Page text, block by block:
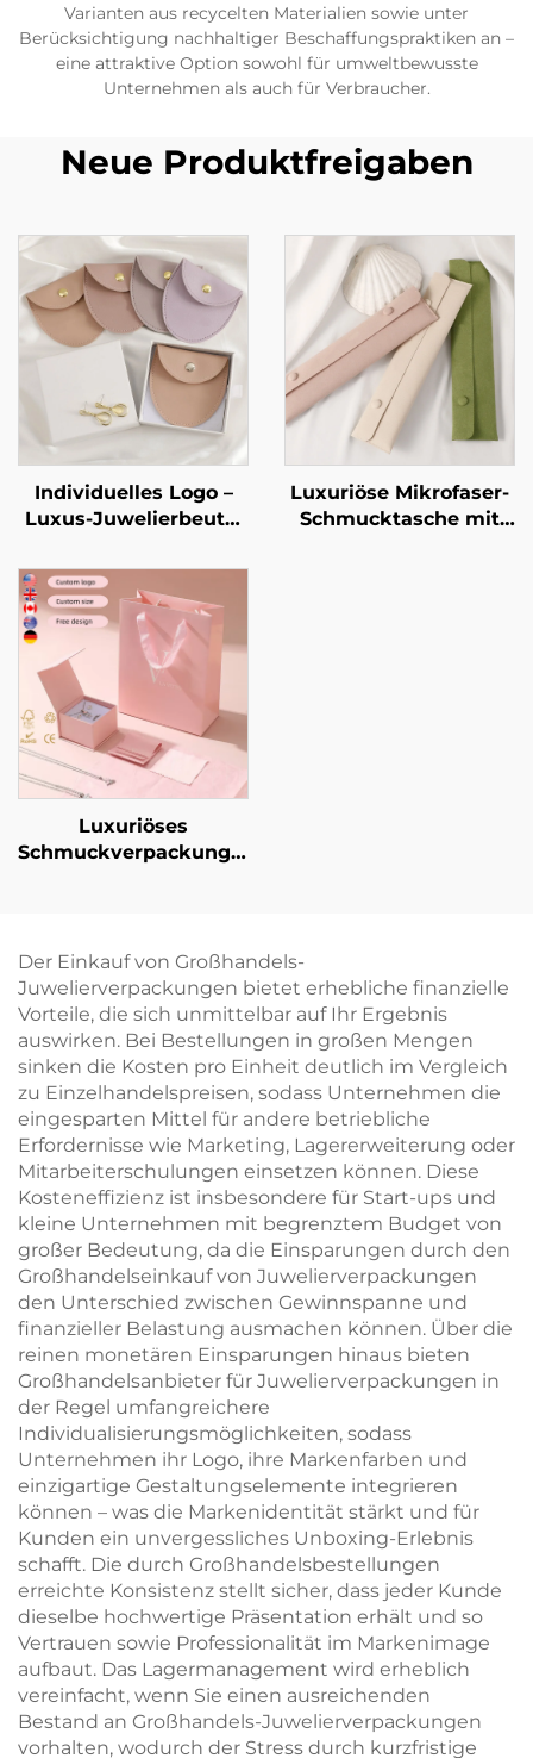
Varianten aus recycelten Materialien sowie unter
Berücksichtigung nachhaltiger Beschaffungspraktiken an –
eine attraktive Option sowohl für umweltbewusste
Unternehmen als auch für Verbraucher.
Neue Produktfreigaben
Individuelles Logo –
Luxus-Juwelierbeutel
Umschlag-Stil mit
Druckknopfverschluss
und weichem
Mikrofaser-Futter zur
Aufbewahrung von
Halsketten, Ohrringen
und Ringen
Luxuriöse Mikrofaser-
Schmucktasche mit
Luxuriöses
Schmuckverpackungsset
Ohrringe mit
Papiertüte –
Großhandel,
personalisiertes
Schmuckverpackungsset,
gebündelt
Der Einkauf von Großhandels-
Juwelierverpackungen bietet erhebliche finanzielle
Vorteile, die sich unmittelbar auf Ihr Ergebnis
auswirken. Bei Bestellungen in großen Mengen
sinken die Kosten pro Einheit deutlich im Vergleich
zu Einzelhandelspreisen, sodass Unternehmen die
eingesparten Mittel für andere betriebliche
Erfordernisse wie Marketing, Lagererweiterung oder
Mitarbeiterschulungen einsetzen können. Diese
Kosteneffizienz ist insbesondere für Start-ups und
kleine Unternehmen mit begrenztem Budget von
großer Bedeutung, da die Einsparungen durch den
Großhandelseinkauf von Juwelierverpackungen
den Unterschied zwischen Gewinnspanne und
finanzieller Belastung ausmachen können. Über die
reinen monetären Einsparungen hinaus bieten
Großhandelsanbieter für Juwelierverpackungen in
der Regel umfangreichere
Individualisierungsmöglichkeiten, sodass
Unternehmen ihr Logo, ihre Markenfarben und
einzigartige Gestaltungselemente integrieren
können – was die Markenidentität stärkt und für
Kunden ein unvergessliches Unboxing-Erlebnis
schafft. Die durch Großhandelsbestellungen
erreichte Konsistenz stellt sicher, dass jeder Kunde
dieselbe hochwertige Präsentation erhält und so
Vertrauen sowie Professionalität im Markenimage
aufbaut. Das Lagermanagement wird erheblich
vereinfacht, wenn Sie einen ausreichenden
Bestand an Großhandels-Juwelierverpackungen
vorhalten, wodurch der Stress durch kurzfristige